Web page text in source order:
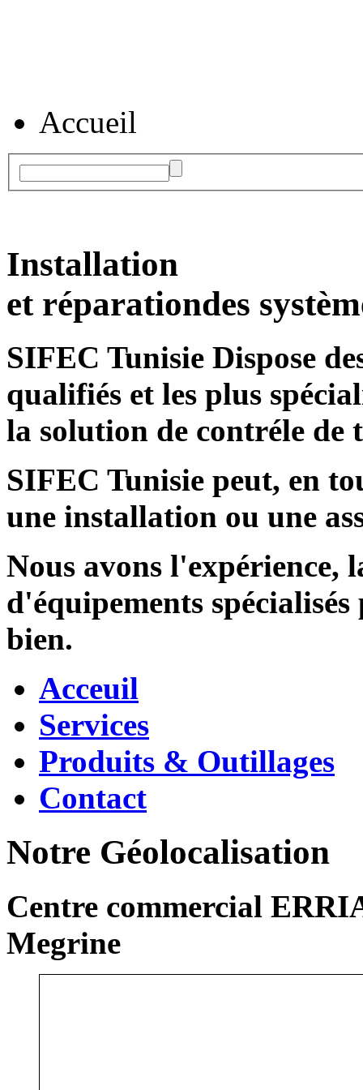
Accueil
Installation
et réparationdes
SIFEC Tunisie Dispose
qualifiés et les plus
la solution de contréle de
SIFEC Tunisie peut, en
une installation ou une
Nous avons l'expérience,
d'équipements
bien.
Acceuil
Services
Produits & Outillages
Contact
Notre Géolocalisation
Centre commercial
Megrine